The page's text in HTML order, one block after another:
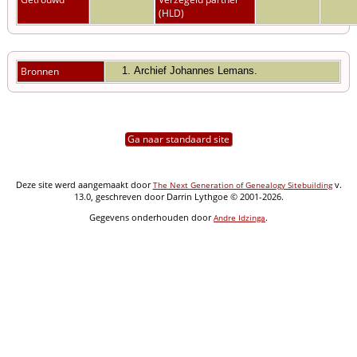
(HLD)
Bronnen Archief Johannes Lemans.
Ga naar standaard site
Deze site werd aangemaakt doorThe Next Generation of Genealogy Sitebuildingv.
13.0, geschreven door Darrin Lythgoe © 2001-2026.
Gegevens onderhouden doorAndre Idzinga.